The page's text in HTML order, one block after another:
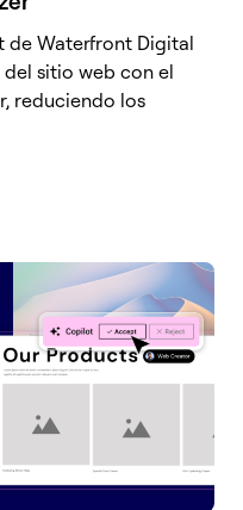
de Waterfront Digital
sitio web con el
reduciendo los